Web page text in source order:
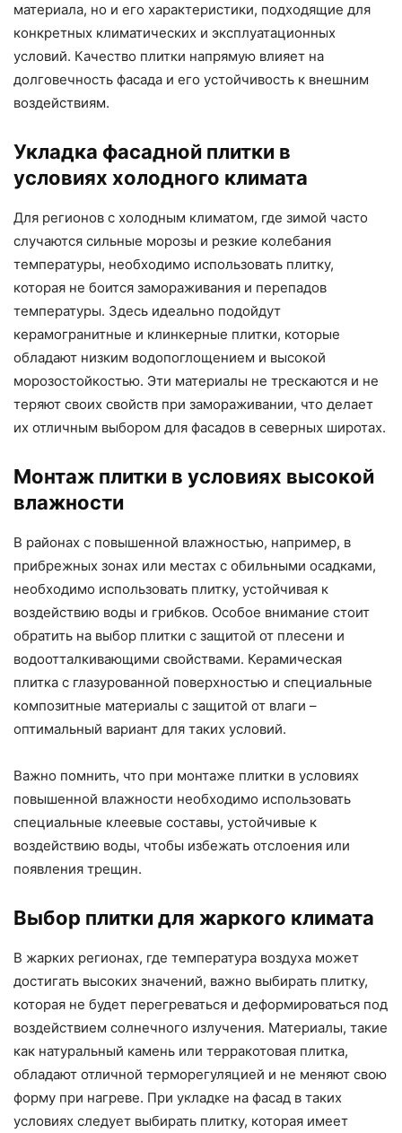
материала, но и его характеристики, подходящие для
конкретных климатических и эксплуатационных
условий. Качество плитки напрямую влияет на
долговечность фасада и его устойчивость к внешним
воздействиям.
Укладка фасадной плитки в
условиях холодного климата
Для регионов с холодным климатом, где зимой часто
случаются сильные морозы и резкие колебания
температуры, необходимо использовать плитку,
которая не боится замораживания и перепадов
температуры. Здесь идеально подойдут
керамогранитные и клинкерные плитки, которые
обладают низким водопоглощением и высокой
морозостойкостью. Эти материалы не трескаются и не
теряют своих свойств при замораживании, что делает
их отличным выбором для фасадов в северных широтах.
Монтаж плитки в условиях высокой
влажности
В районах с повышенной влажностью, например, в
прибрежных зонах или местах с обильными осадками,
необходимо использовать плитку, устойчивая к
воздействию воды и грибков. Особое внимание стоит
обратить на выбор плитки с защитой от плесени и
водоотталкивающими свойствами. Керамическая
плитка с глазурованной поверхностью и специальные
композитные материалы с защитой от влаги –
оптимальный вариант для таких условий.
Важно помнить, что при монтаже плитки в условиях
повышенной влажности необходимо использовать
специальные клеевые составы, устойчивые к
воздействию воды, чтобы избежать отслоения или
появления трещин.
Выбор плитки для жаркого климата
В жарких регионах, где температура воздуха может
достигать высоких значений, важно выбирать плитку,
которая не будет перегреваться и деформироваться под
воздействием солнечного излучения. Материалы, такие
как натуральный камень или терракотовая плитка,
обладают отличной терморегуляцией и не меняют свою
форму при нагреве. При укладке на фасад в таких
условиях следует выбирать плитку, которая имеет